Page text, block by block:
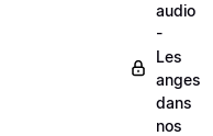
audio
-
Les
anges
dans
nos